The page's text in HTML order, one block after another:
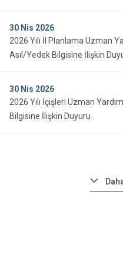
30 Nis 2026
2026 Yılı İl Planlama Uzman
Asıl/Yedek Bilgisine İlişkin
30 Nis 2026
2026 Yılı İçişleri Uzman
Bilgisine İlişkin Duyuru